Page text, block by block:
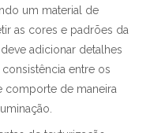
um material de
as cores e padrões da
adicionar detalhes
entre os
comporte de maneira